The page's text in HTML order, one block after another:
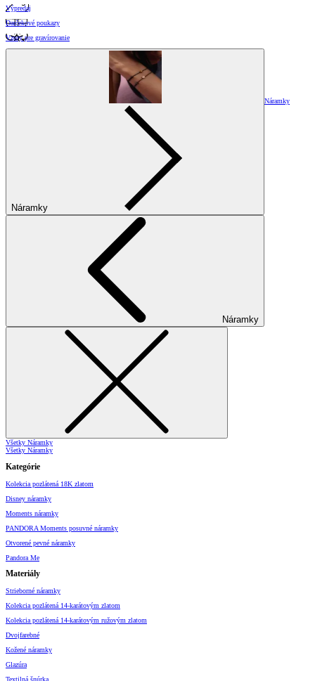
Výpredaj
Darčekové poukazy
Vzory pre gravírovanie
Náramky
Náramky
Náramky
Všetky Náramky
Všetky Náramky
Kategórie
Kolekcia pozlátená 18K zlatom
Disney náramky
Moments náramky
PANDORA Moments posuvné náramky
Otvorené pevné náramky
Pandora Me
Materiály
Strieborné náramky
Kolekcia pozlátená 14-karátovým zlatom
Kolekcia pozlátená 14-karátovým ružovým zlatom
Dvojfarebné
Kožené náramky
Glazúra
Textilná šnúrka